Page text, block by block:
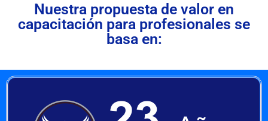
Nuestra propuesta de valor en
capacitación para profesionales se
basa en: